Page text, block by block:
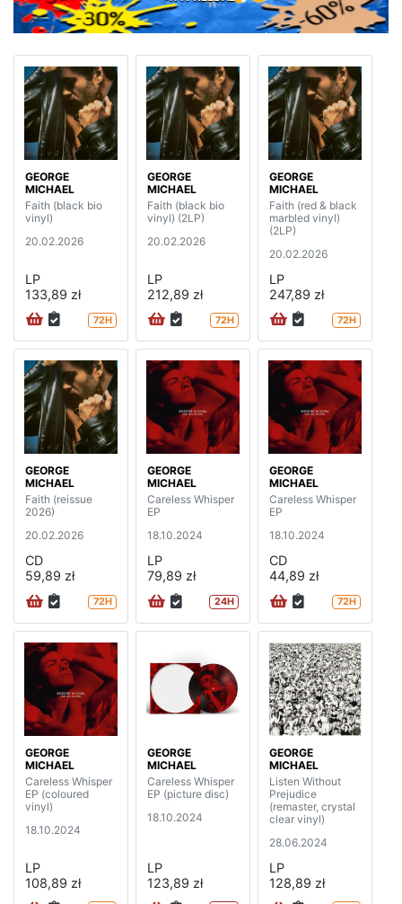
GEORGE
MICHAEL
Faith (black bio
vinyl)
20.02.2026
LP
133,89 zł
72H
GEORGE
MICHAEL
Faith (black bio
vinyl) (2LP)
20.02.2026
LP
212,89 zł
72H
GEORGE
MICHAEL
Faith (red & black
marbled vinyl)
(2LP)
20.02.2026
LP
247,89 zł
72H
GEORGE
MICHAEL
Faith (reissue
2026)
20.02.2026
CD
59,89 zł
72H
GEORGE
MICHAEL
Careless Whisper
EP
18.10.2024
LP
79,89 zł
24H
GEORGE
MICHAEL
Careless Whisper
EP
18.10.2024
CD
44,89 zł
72H
GEORGE
MICHAEL
Careless Whisper
EP (coloured
vinyl)
18.10.2024
LP
108,89 zł
GEORGE
MICHAEL
Careless Whisper
EP (picture disc)
18.10.2024
LP
123,89 zł
GEORGE
MICHAEL
Listen Without
Prejudice
(remaster, crystal
clear vinyl)
28.06.2024
LP
128,89 zł